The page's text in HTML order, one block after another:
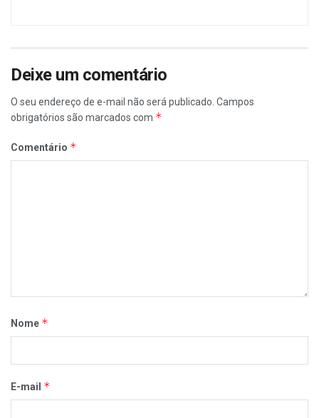
Deixe um comentário
O seu endereço de e-mail não será publicado. Campos
obrigatórios são marcados com *
Comentário *
Nome *
E-mail *